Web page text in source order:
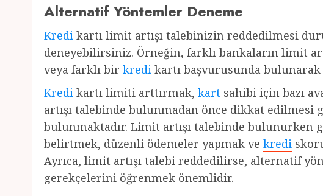
Alternatif Yöntemler Deneme
Kredi kartı limit artışı talebinizin reddedilmesi
deneyebilirsiniz. Örneğin, farklı bankaların limit
veya farklı bir kredi kartı başvurusunda
Kredi kartı limiti arttırmak, kart sahibi için bazı
artışı talebinde bulunmadan önce dikkat edilmesi
bulunmaktadır. Limit artışı talebinde
belirtmek, düzenli ödemeler yapmak ve kredi
Ayrıca, limit artışı talebi reddedilirse, alternatif
gerekçelerini öğrenmek önemlidir.